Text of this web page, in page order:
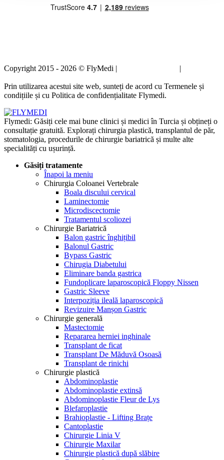
Copyright 2015 - 2026 © FlyMedi | |
Prin utilizarea acestui site web, sunteți de acord cu Termenele și
condițiile și cu Politica de confidențialitate Flymedi.
Flymedi: Găsiți cele mai bune clinici și medici în Turcia și obțineți o
consultație gratuită. Explorați chirurgia plastică, transplantul de păr,
stomatologia, procedurile de chirurgie bariatrică și multe alte
specialități cu ușurință.
Găsiți tratamente
Înapoi la meniu
Chirurgia Coloanei Vertebrale
Boala discului cervical
Laminectomie
Microdiscectomie
Tratamentul scoliozei
Chirurgie Bariatrică
Balon gastric înghițibil
Balonul Gastric
Bypass Gastric
Chirugia Diabetului
Eliminare banda gastrica
Fundoplicare laparoscopică Floppy Nissen
Gastric Sleeve
Interpoziția ileală laparoscopică
Revizuire Manșon Gastric
Chirurgie generală
Mastectomie
Repararea herniei inghinale
Transplant de ficat
Transplant De Măduvă Osoasă
Transplant de rinichi
Chirurgie plastică
Abdominoplastie
Abdominoplastie extinsă
Abdominoplastie Fleur de Lys
Blefaroplastie
Brahioplastie - Lifting Brațe
Cantoplastie
Chirurgie Linia V
Chirurgie Maxilar
Chirurgie plastică după slăbire